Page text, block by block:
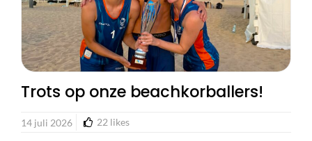
Trots op onze beachkorballers!
14 juli 2026 22 likes